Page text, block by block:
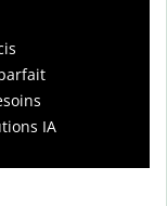
IA